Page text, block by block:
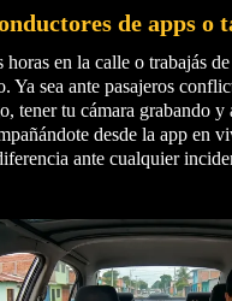
de apps o
horas en la calle o trabajás
Ya sea ante pasajeros
tener tu cámara grabando y
desde la app en
ante cualquier